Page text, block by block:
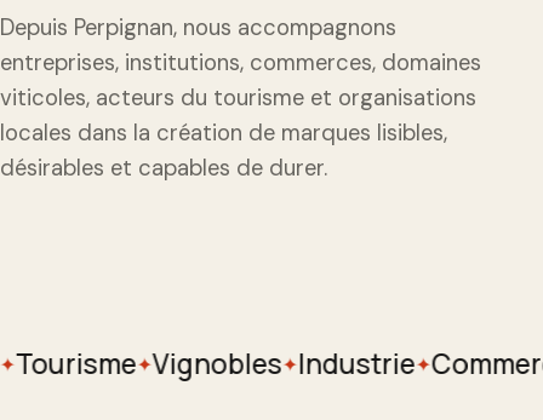
Depuis Perpignan, nous accompagnons
entreprises, institutions, commerces, domaines
viticoles, acteurs du tourisme et organisations
locales dans la création de marques lisibles,
désirables et capables de durer.
✦Vignobles✦Industrie✦